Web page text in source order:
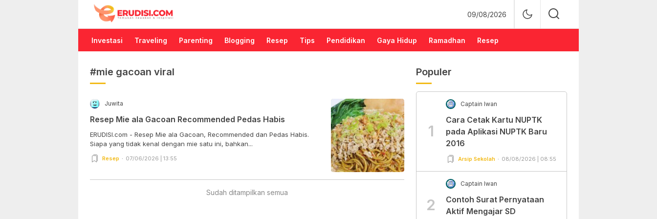
Erudisi
Temukan Jawaban dan Inspirasi
09/08/2026
Investasi Traveling Parenting Blogging Resep Tips Pendidikan Gaya Hidup Ramadhan Resep
#mie gacoan viral
Juwita
Resep Mie ala Gacoan Recommended Pedas Habis
ERUDISI.com - Resep Mie ala Gacoan, Recommended dan Pedas Habis.
Siapa yang tidak kenal dengan mie satu ini, bahkan...
Resep 07/06/2026 | 13:55
Sudah ditampilkan semua
Populer
1
Captain Iwan
Cara Cetak Kartu NUPTK
pada Aplikasi NUPTK Baru
2016
Arsip Sekolah 08/08/2026 | 08:55
2
Captain Iwan
Contoh Surat Pernyataan
Aktif Mengajar SD